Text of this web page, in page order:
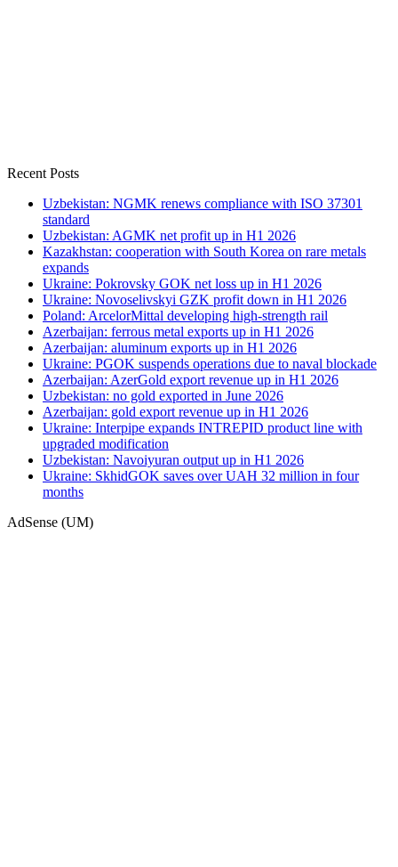
Recent Posts
Uzbekistan: NGMK renews compliance with ISO 37301
standard
Uzbekistan: AGMK net profit up in H1 2026
Kazakhstan: cooperation with South Korea on rare metals
expands
Ukraine: Pokrovsky GOK net loss up in H1 2026
Ukraine: Novoselivskyi GZK profit down in H1 2026
Poland: ArcelorMittal developing high-strength rail
Azerbaijan: ferrous metal exports up in H1 2026
Azerbaijan: aluminum exports up in H1 2026
Ukraine: PGOK suspends operations due to naval blockade
Azerbaijan: AzerGold export revenue up in H1 2026
Uzbekistan: no gold exported in June 2026
Azerbaijan: gold export revenue up in H1 2026
Ukraine: Interpipe expands INTREPID product line with
upgraded modification
Uzbekistan: Navoiyuran output up in H1 2026
Ukraine: SkhidGOK saves over UAH 32 million in four
months
AdSense (UM)